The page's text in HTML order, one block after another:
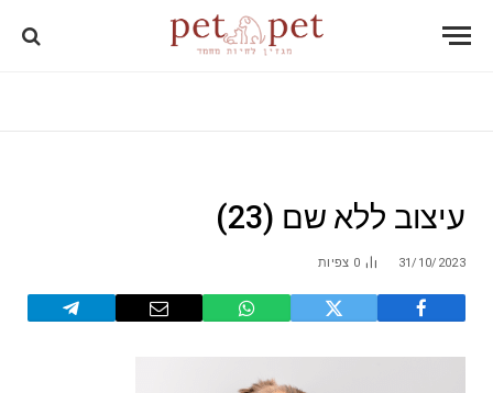
עיצוב ללא שם (23)
31/10/2023
0 צפיות